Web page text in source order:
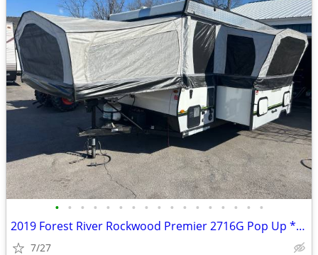
• • • • • • • • • • • • • • • • •
2019 Forest River Rockwood Premier 2716G Pop Up *AC* *Shower*
7/27